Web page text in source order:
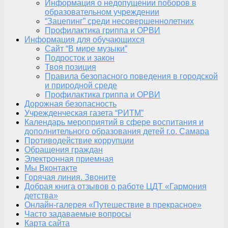
Информация о недопущении поборов в
образовательном учреждении
“Зацепинг” среди несовершеннолетних
Профилактика гриппа и ОРВИ
Информация для обучающихся
Сайт “В мире музыки”
Подросток и закон
Твоя позиция
Правила безопасного поведения в городской
и природной среде
Профилактика гриппа и ОРВИ
Дорожная безопасность
Учрежденческая газета “РИТМ”
Календарь мероприятий в сфере воспитания и
дополнительного образования детей г.о. Самара
Противодействие коррупции
Обращения граждан
Электронная приемная
Мы Вконтакте
Горячая линия. Звоните
Добрая книга отзывов о работе ЦДТ «Гармония
детства»
Онлайн-галерея «Путешествие в прекрасное»
Часто задаваемые вопросы
Карта сайта